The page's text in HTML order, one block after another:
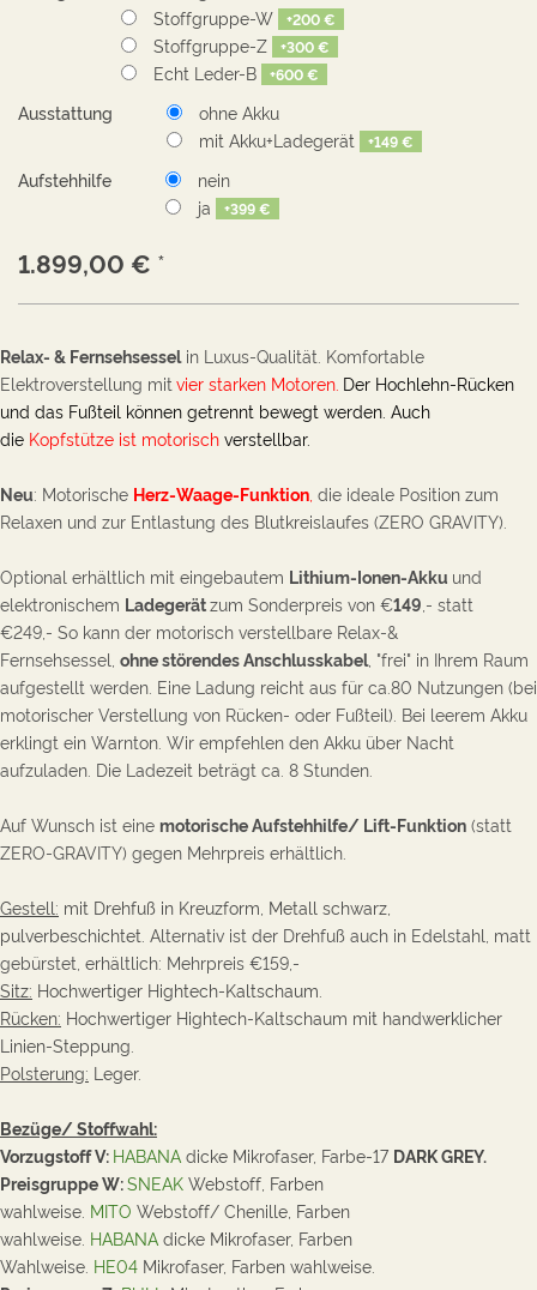
Stoffgruppe-W
+200 €
Stoffgruppe-Z +300 €
Echt Leder-B +600 €
Ausstattung
ohne Akku
mit Akku+Ladegerät
+149 €
Aufstehhilfe
nein
ja
+399 €
1.899,00 € *
Relax- & Fernsehsesselin Luxus-Qualität. Komfortable
Elektroverstellung mit vier starken Motoren. Der Hochlehn-Rücken
und das Fußteil können getrennt bewegt werden. Auch
die Kopfstütze ist motorisch verstellbar.
Neu: Motorische Herz-Waage-Funktion die ideale Position zum
Relaxen und zur Entlastung des Blutkreislaufes (ZERO GRAVITY).
Optional erhältlich mit eingebautem Lithium-Ionen-Akku und
elektronischem Ladegerätzum Sonderpreis von €149 ,- statt
€249,- So kann der motorisch verstellbare Relax-&
Fernsehsessel ohne störendes Anschlusskabel, "frei" in Ihrem Raum
aufgestellt werden. Eine Ladung reicht aus für ca.80 Nutzungen (bei
motorischer Verstellung von Rücken- oder Fußteil) . Bei leerem Akku
erklingt ein Warnton. Wir empfehlen den Akku über Nacht
aufzuladen. Die Ladezeit beträgt ca. 8 Stunden.
Auf Wunsch ist eine motorische Aufstehhilfe/ Lift-Funktion (statt
ZERO-GRAVITY) gegen Mehrpreis erhältlich.
Gestell: mit Drehfuß in Kreuzform, Metall schwarz,
pulverbeschichtet. Alternativ ist der Drehfuß auch in Edelstahl, matt
gebürstet, erhältlich: Mehrpreis €159,-
Sitz: Hochwertiger Hightech-Kaltschaum.
Rücken: Hochwertiger Hightech-Kaltschaum mit handwerklicher
Linien-Steppung.
Polsterung: Leger.
Bezüge/ Stoffwahl:
Vorzugstoff V: HABANA dicke Mikrofaser, Farbe-17 DARK GREY.
Preisgruppe W:SNEAK Webstoff, Farben
wahlweise. MITO Webstoff/ Chenille, Farben
wahlweise. HABANA dicke Mikrofaser, Farben
Wahlweise. HE04 Mikrofaser, Farben wahlweise.